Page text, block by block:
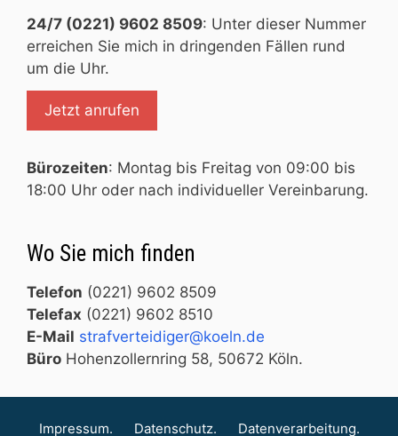
24/7 (0221) 9602 8509: Unter dieser Nummer
erreichen Sie mich in dringenden Fällen rund
um die Uhr.
Jetzt anrufen
Bürozeiten: Montag bis Freitag von 09:00 bis
18:00 Uhr oder nach individueller Vereinbarung.
Wo Sie mich finden
Telefon (0221) 9602 8509
Telefax (0221) 9602 8510
E-Mail ed.nleok@regidietrevfarts
Büro Hohenzollernring 58, 50672 Köln.
Impressum. Datenschutz. Datenverarbeitung.